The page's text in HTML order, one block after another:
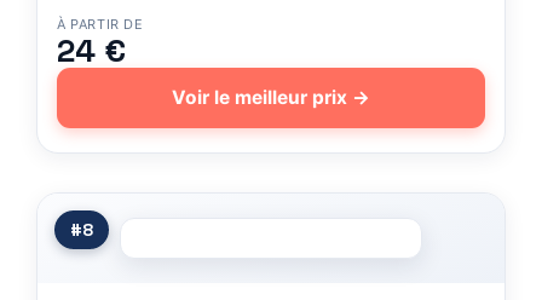
À PARTIR DE
24 €
Voir le meilleur prix →
#8